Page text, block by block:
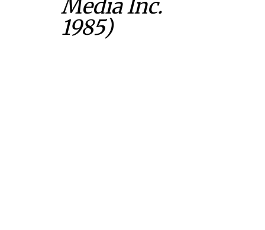
Media Inc.
1985)